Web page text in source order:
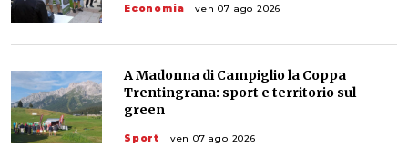
Economia ven 07 ago 2026
A Madonna di Campiglio la Coppa
Trentingrana: sport e territorio sul
green
Sport ven 07 ago 2026